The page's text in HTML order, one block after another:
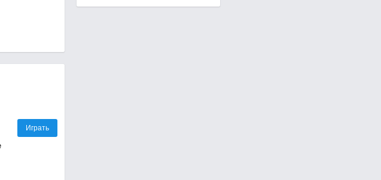
Играть